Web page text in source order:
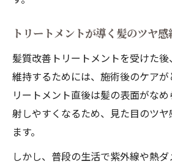
トリートメントが導く髪のツヤ感
髪質改善トリートメントを受けた
維持するためには、施術後のケアが
リートメント直後は髪の表面がな
射しやすくなるため、見た目のツ
ます。
しかし、普段の生活で紫外線や熱ダ